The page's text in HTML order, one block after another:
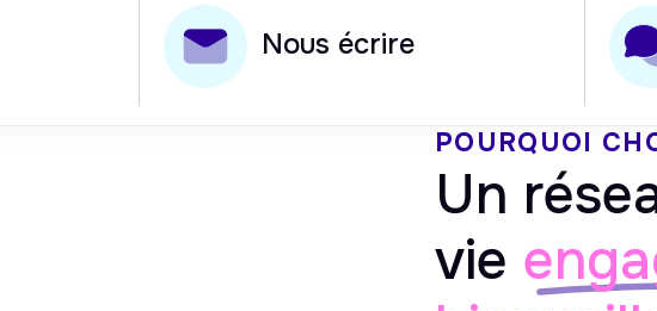
Nous écrire
POURQUOI
Un
vie